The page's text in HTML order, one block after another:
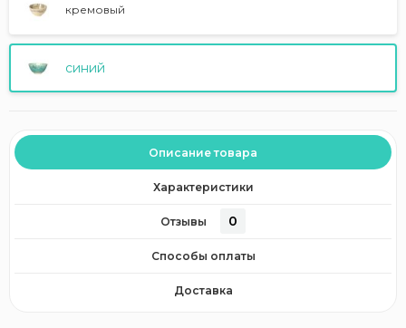
кремовый
синий
Описание товара
Характеристики
Отзывы 0
Способы оплаты
Доставка